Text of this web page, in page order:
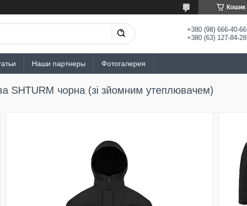
Кошик
+380 (98) 666-40-66
+380 (63) 127-84-28
Наши партнеры Фотогалерея
SHTURM чорна (зі зйомним утеплювачем)